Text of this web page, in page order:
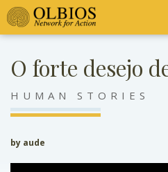
O forte desejo
HUMAN STORIES
by aude